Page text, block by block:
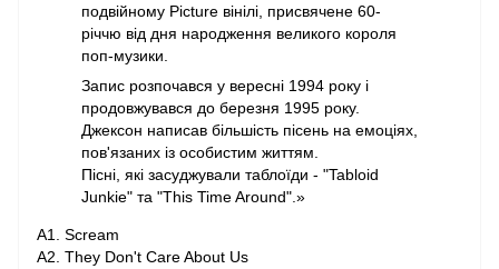
подвійному Picture вінілі, присвячене 60-
річчю від дня народження великого короля
поп-музики.
Запис розпочався у вересні 1994 року і
продовжувався до березня 1995 року.
Джексон написав більшість пісень на емоціях,
пов'язаних із особистим життям.
Пісні, які засуджували таблоїди - "Tabloid
Junkie" та "This Time Around".»
A1. Scream
A2. They Don't Care About Us